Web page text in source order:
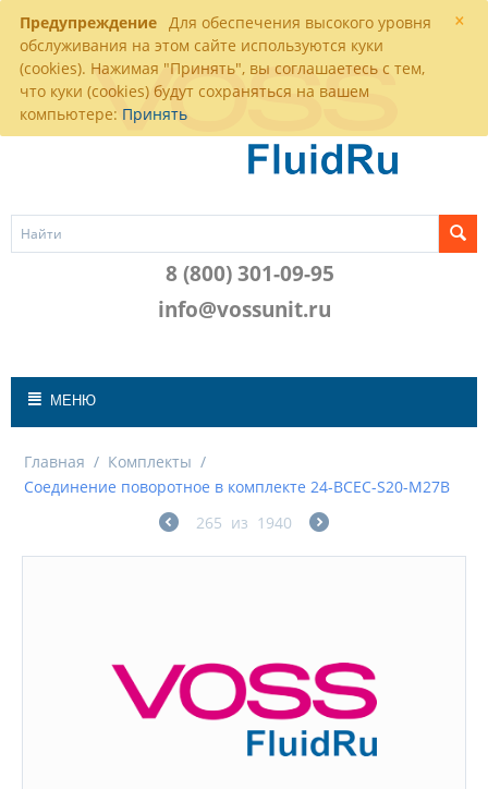
×
Предупреждение Для обеспечения высокого уровня
обслуживания на этом сайте используются куки
(cookies). Нажимая "Принять", вы соглашаетесь с тем,
что куки (cookies) будут сохраняться на вашем
компьютере: Принять
8 (800) 301-09-95
info@vossunit.ru
МЕНЮ
Главная / Комплекты /
Соединение поворотное в комплекте 24-BCEC-S20-M27B
265 из 1940